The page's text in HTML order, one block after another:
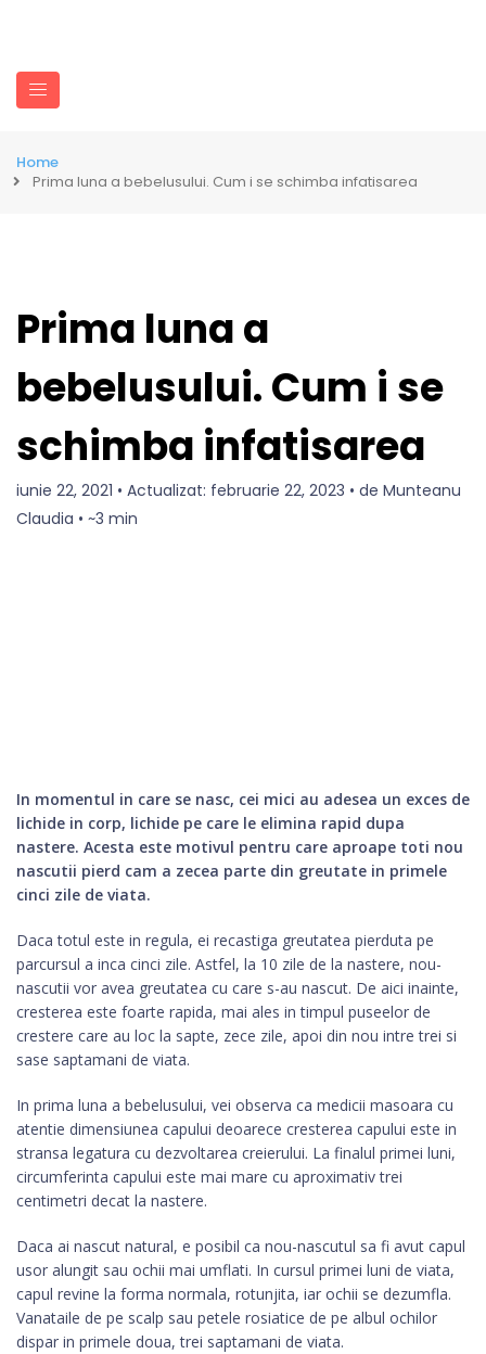
Home
Prima luna a bebelusului. Cum i se schimba infatisarea
Prima luna a
bebelusului. Cum i se
schimba infatisarea
iunie 22, 2021 • Actualizat: februarie 22, 2023 • de Munteanu
Claudia • ~3 min
In momentul in care se nasc, cei mici au adesea un exces de
lichide in corp, lichide pe care le elimina rapid dupa
nastere. Acesta este motivul pentru care aproape toti nou
nascutii pierd cam a zecea parte din greutate in primele
cinci zile de viata.
Daca totul este in regula, ei recastiga greutatea pierduta pe
parcursul a inca cinci zile. Astfel, la 10 zile de la nastere, nou-
nascutii vor avea greutatea cu care s-au nascut. De aici inainte,
cresterea este foarte rapida, mai ales in timpul puseelor de
crestere care au loc la sapte, zece zile, apoi din nou intre trei si
sase saptamani de viata.
In prima luna a bebelusului, vei observa ca medicii masoara cu
atentie dimensiunea capului deoarece cresterea capului este in
stransa legatura cu dezvoltarea creierului. La finalul primei luni,
circumferinta capului este mai mare cu aproximativ trei
centimetri decat la nastere.
Daca ai nascut natural, e posibil ca nou-nascutul sa fi avut capul
usor alungit sau ochii mai umflati. In cursul primei luni de viata,
capul revine la forma normala, rotunjita, iar ochii se dezumfla.
Vanataile de pe scalp sau petele rosiatice de pe albul ochilor
dispar in primele doua, trei saptamani de viata.